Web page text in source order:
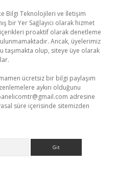
Bilgi Teknolojileri ve İletişim
bir Yer Sağlayıcı olarak hizmet
proaktif olarak denetleme
Ancak, üyelerimiz
taşımakta olup, siteye üye olarak
ücretsiz bir bilgi paylaşım
aykırı olduğunu
adresine
süre içerisinde sitemizden